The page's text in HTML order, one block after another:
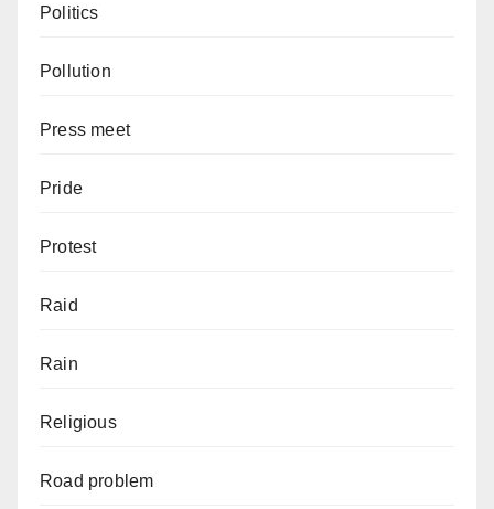
Politics
Pollution
Press meet
Pride
Protest
Raid
Rain
Religious
Road problem